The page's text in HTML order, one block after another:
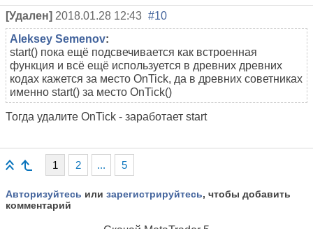
[Удален] 2018.01.28 12:43 #10
Aleksey Semenov:
start() пока ещё подсвечивается как встроенная
функция и всё ещё используется в древних древних
кодах кажется за место OnTick, да в древних советниках
именно start() за место OnTick()
Тогда удалите OnTick - заработает start
1 2 ... 5
Авторизуйтесь или зарегистрируйтесь, чтобы добавить
комментарий